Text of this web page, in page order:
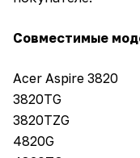
Совместимые
Acer Aspire 3820
3820TG
3820TZG
4820G